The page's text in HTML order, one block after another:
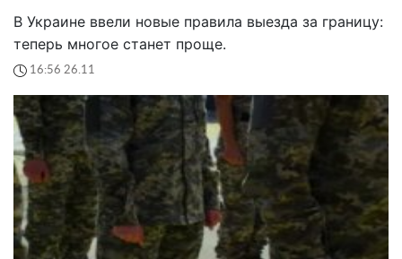
В Украине ввели новые правила выезда за границу:
теперь многое станет проще.
16:56 26.11